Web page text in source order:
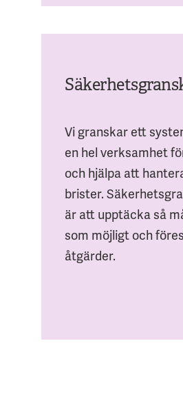
Vi granskar ett
en hel verksamhet
och hjälpa att
brister.
är att upptäcka så
som möjligt och
åtgärder.